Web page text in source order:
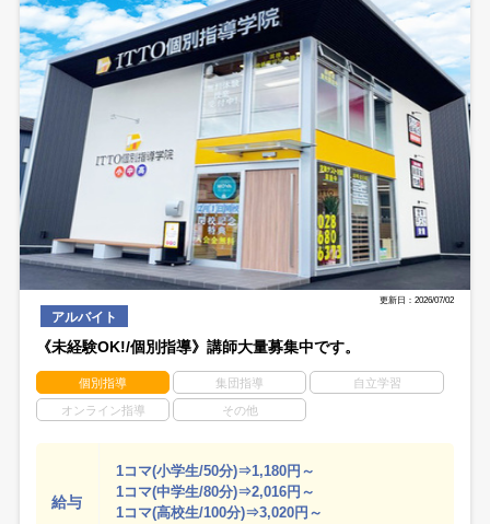
更新日：2026/07/02
アルバイト
《未経験OK!/個別指導》講師大量募集中です。
個別指導 集団指導 自立学習
オンライン指導 その他
給与
1コマ(小学生/50分)⇒1,180円～
1コマ(中学生/80分)⇒2,016円～
1コマ(高校生/100分)⇒3,020円～